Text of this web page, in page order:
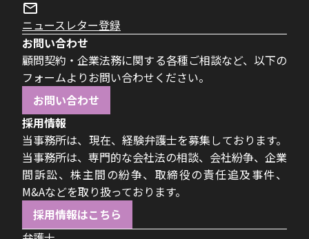
ニュースレター登録
お問い合わせ
顧問契約・企業法務に関する各種ご相談など、以下の
フォームよりお問い合わせください。
お問い合わせ
採用情報
当事務所は、現在、経験弁護士を募集しております。
当事務所は、専門的な会社法の相談、会社紛争、企業
間訴訟、株主間の紛争、取締役の責任追及事件、
M&Aなどを取り扱っております。
採用情報はこちら